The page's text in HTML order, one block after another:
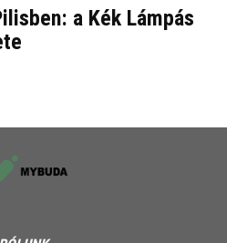
a Kék Lámpás